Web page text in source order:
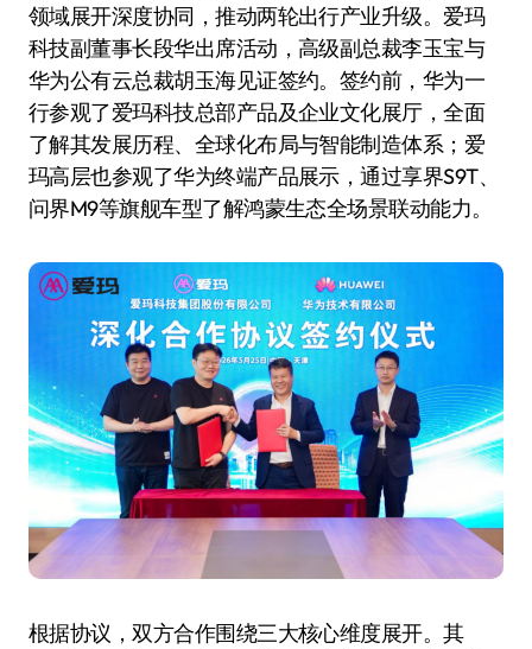
领域展开深度协同，推动两轮出行产业升级。爱玛
科技副董事长段华出席活动，高级副总裁李玉宝与
华为公有云总裁胡玉海见证签约。签约前，华为一
行参观了爱玛科技总部产品及企业文化展厅，全面
了解其发展历程、全球化布局与智能制造体系；爱
玛高层也参观了华为终端产品展示，通过享界S9T、
问界M9等旗舰车型了解鸿蒙生态全场景联动能力。
根据协议，双方合作围绕三大核心维度展开。其